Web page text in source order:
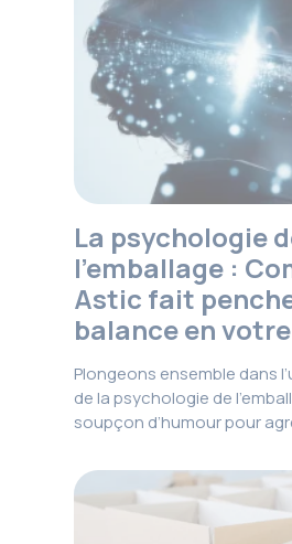
La psychologie
l’emballage :
Astic fait
balance en
Plongeons ensemble dans
de la psychologie de
soupçon d’humour pour